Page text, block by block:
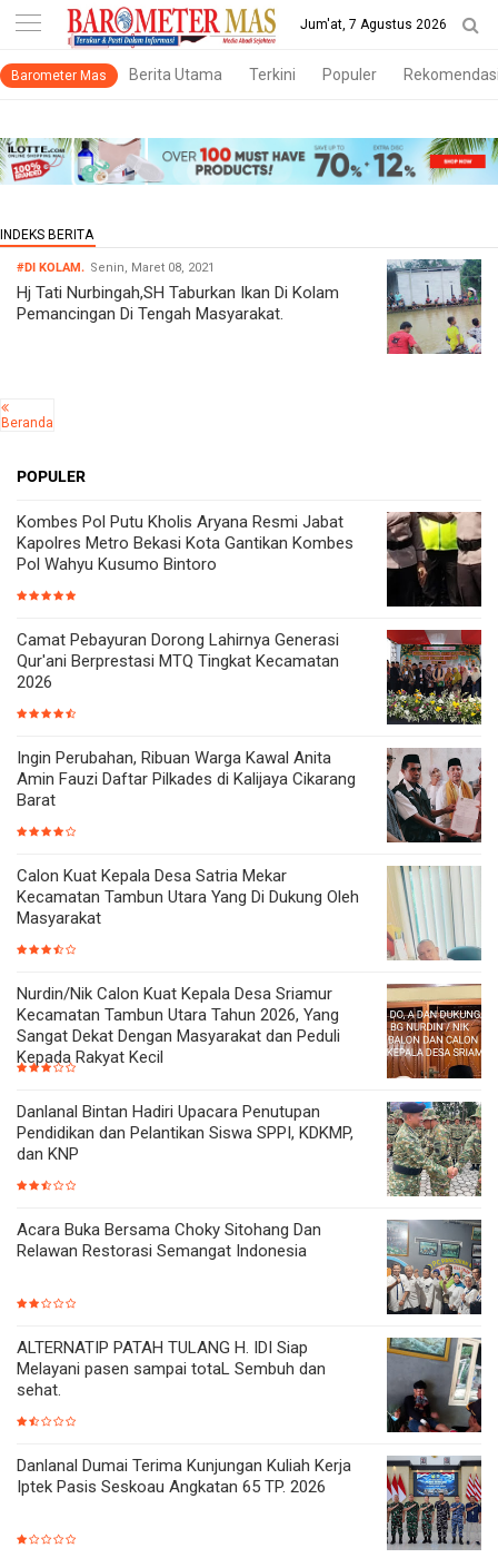
-->
Jum'at, 7 Agustus 2026
Barometer Mas Berita Utama Terkini Populer
#DI KOLAM. Senin, Maret 08, 2021
Hj Tati Nurbingah,SH Taburkan Ikan Di Kolam
Pemancingan Di Tengah Masyarakat.
Beranda
POPULER
Kombes Pol Putu Kholis Aryana Resmi Jabat
Kapolres Metro Bekasi Kota Gantikan Kombes
Pol Wahyu Kusumo Bintoro
Camat Pebayuran Dorong Lahirnya Generasi
Qur'ani Berprestasi MTQ Tingkat Kecamatan
2026
Ingin Perubahan, Ribuan Warga Kawal Anita
Amin Fauzi Daftar Pilkades di Kalijaya Cikarang
Barat
Calon Kuat Kepala Desa Satria Mekar
Kecamatan Tambun Utara Yang Di Dukung Oleh
Masyarakat
Nurdin/Nik Calon Kuat Kepala Desa Sriamur
Kecamatan Tambun Utara Tahun 2026, Yang
Sangat Dekat Dengan Masyarakat dan Peduli
Kepada Rakyat Kecil
Danlanal Bintan Hadiri Upacara Penutupan
Pendidikan dan Pelantikan Siswa SPPI, KDKMP,
dan KNP
Acara Buka Bersama Choky Sitohang Dan
Relawan Restorasi Semangat Indonesia
ALTERNATIP PATAH TULANG H. IDI Siap
Melayani pasen sampai totaL Sembuh dan
sehat.
Danlanal Dumai Terima Kunjungan Kuliah Kerja
Iptek Pasis Seskoau Angkatan 65 TP. 2026